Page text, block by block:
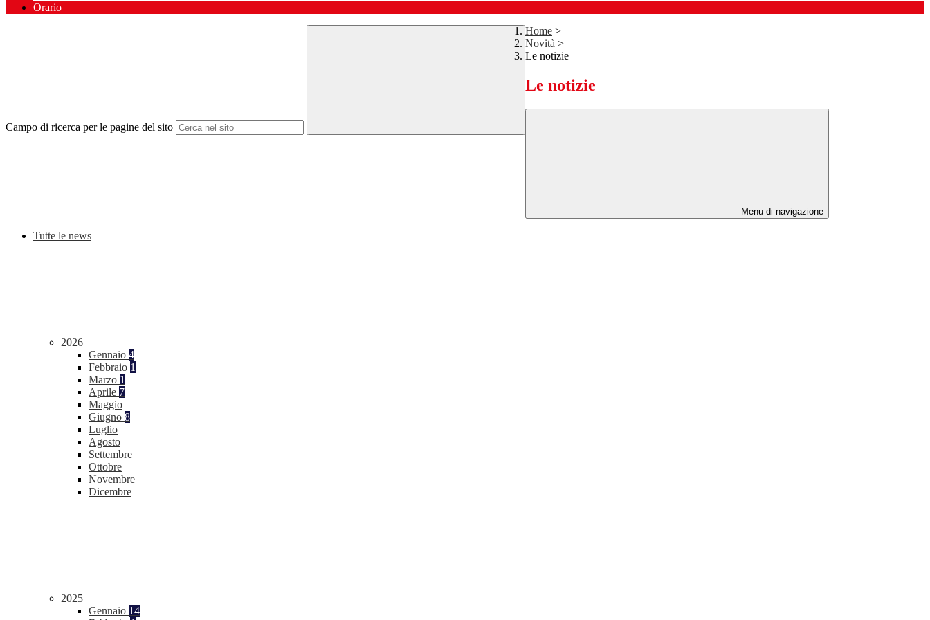
Orario
Campo di ricerca per le pagine del sito
Home >
Novità >
Le notizie
Le notizie
Menu di navigazione
Tutte le news
2026
Gennaio 4
Febbraio 1
Marzo 1
Aprile 7
Maggio
Giugno 8
Luglio
Agosto
Settembre
Ottobre
Novembre
Dicembre
2025
Gennaio 14